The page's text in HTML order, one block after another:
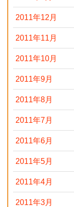
2011年12月
2011年11月
2011年10月
2011年9月
2011年8月
2011年7月
2011年6月
2011年5月
2011年4月
2011年3月